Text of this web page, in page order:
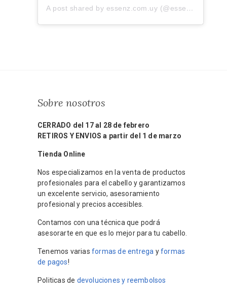
A post shared by essenz.com.uy (@essenz.com.uy)
Sobre nosotros
CERRADO del 17 al 28 de febrero
RETIROS Y ENVIOS a partir del 1 de marzo
Tienda Online
Nos especializamos en la venta de productos
profesionales para el cabello y garantizamos
un excelente servicio, asesoramiento
profesional y precios accesibles.
Contamos con una técnica que podrá
asesorarte en que es lo mejor para tu cabello.
Tenemos varias formas de entrega yformas
de pagos!
Politicas de devoluciones y reembolsos